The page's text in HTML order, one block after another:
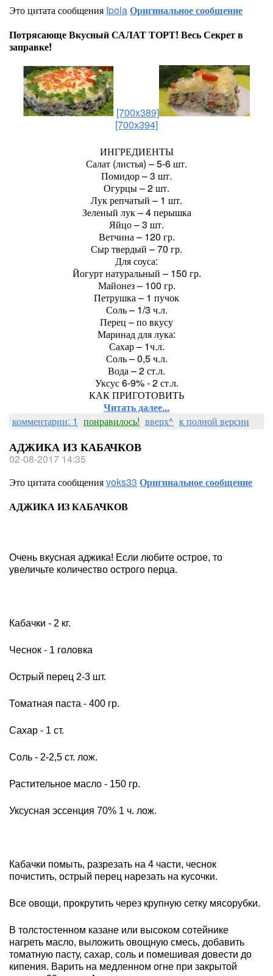
Это цитата сообщения IpolaОригинальное сообщение
Потрясающе Вкусный САЛАТ ТОРТ! Весь Секрет в
заправке!
[700x389]
[700x394]
ИНГРЕДИЕНТЫ
Салат (листья) – 5-6 шт.
Помидор – 3 шт.
Огурцы – 2 шт.
Лук репчатый – 1 шт.
Зеленый лук – 4 перышка
Яйцо – 3 шт.
Ветчина – 120 гр.
Сыр твердый – 70 гр.
Для соуса:
Йогурт натуральный – 150 гр.
Майонез – 100 гр.
Петрушка – 1 пучок
Соль – 1/3 ч.л.
Перец – по вкусу
Маринад для лука:
Сахар – 1ч.л.
Соль – 0,5 ч.л.
Вода – 2 ст.л.
Уксус 6-9% - 2 ст.л.
КАК ПРИГОТОВИТЬ
Читать далее...
комментарии: 1 понравилось! вверх^ к полной версии
АДЖИКА ИЗ КАБАЧКОВ
02-08-2017 14:35
Это цитата сообщенияvoks33 Оригинальное сообщение
АДЖИКА ИЗ КАБАЧКОВ
Очень вкусная аджика! Если любите острое, то
увеличьте количество острого перца.
Кабачки - 2 кг.
Чеснок - 1 головка
Острый перец 2-3 шт.
Томатная паста - 400 гр.
Сахар - 1 ст.
Соль - 2-2,5 ст. лож.
Растительное масло - 150 гр.
Уксусная эссенция 70% 1 ч. лож.
Кабачки помыть, разрезать на 4 части, чеснок
почистить, острый перец нарезать на кусочки.
Все овощи, прокрутить через крупную сетку мясорубки.
В толстостенном казане или высоком сотейнике
нагреть масло, выложить овощную смесь, добавить
томатную пасту, сахар, соль и помешивая довести до
кипения. Варить на медленном огне при закрытой